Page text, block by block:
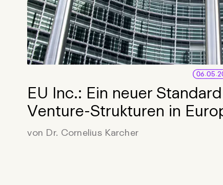
EU Inc.: Ein neuer
Venture-Strukturen in
von Dr. Cornelius Karcher